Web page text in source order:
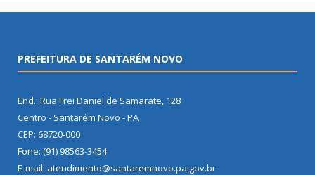
PREFEITURA DE SANTARÉM NOVO
End.: Rua Frei Daniel de Samarate, 128
Centro - Santarém Novo - PA
CEP: 68720-000
Fone: (91) 98563-3454
E-mail: atendimento@santaremnovo.pa.gov.br